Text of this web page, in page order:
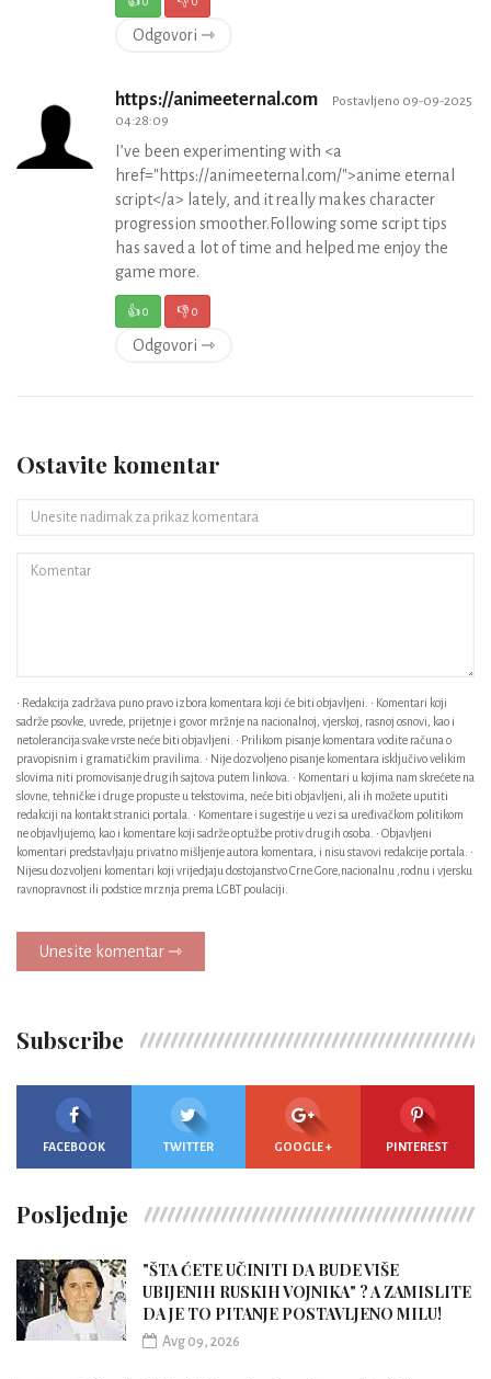
Odgovori ⇾
https://animeeternal.com
Postavljeno 09-09-2025
04:28:09
I’ve been experimenting with <a
href="https://animeeternal.com/">anime eternal
script</a> lately, and it really makes character
progression smoother.Following some script tips
has saved a lot of time and helped me enjoy the
game more.
👍0 👎0
Odgovori ⇾
Ostavite komentar
• Redakcija zadržava puno pravo izbora komentara koji će biti objavljeni. • Komentari koji
sadrže psovke, uvrede, prijetnje i govor mržnje na nacionalnoj, vjerskoj, rasnoj osnovi, kao i
netolerancija svake vrste neće biti objavljeni. • Prilikom pisanje komentara vodite računa o
pravopisnim i gramatičkim pravilima. • Nije dozvoljeno pisanje komentara isključivo velikim
slovima niti promovisanje drugih sajtova putem linkova. • Komentari u kojima nam skrećete na
slovne, tehničke i druge propuste u tekstovima, neće biti objavljeni, ali ih možete uputiti
redakciji na kontakt stranici portala. • Komentare i sugestije u vezi sa uređivačkom politikom
ne objavljujemo, kao i komentare koji sadrže optužbe protiv drugih osoba. • Objavljeni
komentari predstavljaju privatno mišljenje autora komentara, i nisu stavovi redakcije portala. •
Nijesu dozvoljeni komentari koji vrijedjaju dostojanstvo Crne Gore,nacionalnu ,rodnu i vjersku
ravnopravnost ili podstice mrznja prema LGBT poulaciji.
Unesite komentar ⇾
Subscribe
FACEBOOK TWITTER GOOGLE + PINTEREST
Posljednje
"ŠTA ĆETE UČINITI DA BUDE VIŠE
UBIJENIH RUSKIH VOJNIKA" ? A ZAMISLITE
DA JE TO PITANJE POSTAVLJENO MILU!
Avg 09, 2026